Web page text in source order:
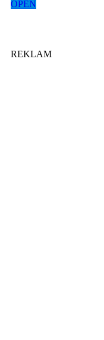
OPEN
REKLAM